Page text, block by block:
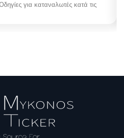
για καταναλωτές κατά τις